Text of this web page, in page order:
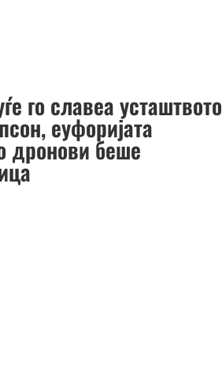
го славеа усташтвото
еуфоријата
дронови беше